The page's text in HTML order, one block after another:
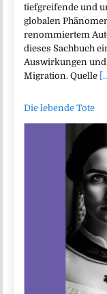
tiefgreifende und
globalen
renommiertem
dieses Sachbuch
Auswirkungen
Migration. Quelle
Die lebende Tote